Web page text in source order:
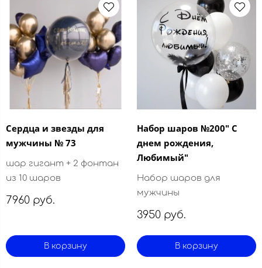
Сердца и звезды для
мужчины № 73
шар гигант + 2 фонтан
из 10 шаров
7960 руб.
В корзину
Набор шаров №200" С
днем рождения,
Любимый"
Набор шаров для
мужчины
3950 руб.
В корзину